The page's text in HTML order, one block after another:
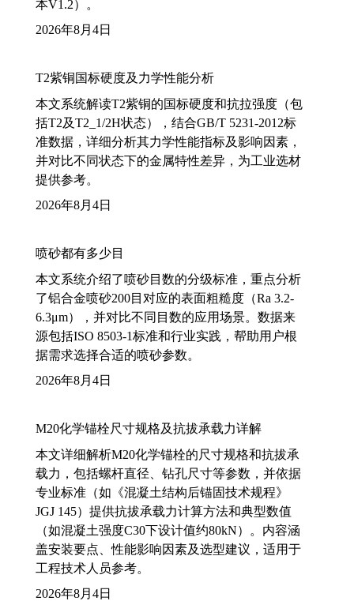
本V1.2）。
2026年8月4日
T2紫铜国标硬度及力学性能分析
本文系统解读T2紫铜的国标硬度和抗拉强度（包
括T2及T2_1/2H状态），结合GB/T 5231-2012标
准数据，详细分析其力学性能指标及影响因素，
并对比不同状态下的金属特性差异，为工业选材
提供参考。
2026年8月4日
喷砂都有多少目
本文系统介绍了喷砂目数的分级标准，重点分析
了铝合金喷砂200目对应的表面粗糙度（Ra 3.2-
6.3μm），并对比不同目数的应用场景。数据来
源包括ISO 8503-1标准和行业实践，帮助用户根
据需求选择合适的喷砂参数。
2026年8月4日
M20化学锚栓尺寸规格及抗拔承载力详解
本文详细解析M20化学锚栓的尺寸规格和抗拔承
载力，包括螺杆直径、钻孔尺寸等参数，并依据
专业标准（如《混凝土结构后锚固技术规程》
JGJ 145）提供抗拔承载力计算方法和典型数值
（如混凝土强度C30下设计值约80kN）。内容涵
盖安装要点、性能影响因素及选型建议，适用于
工程技术人员参考。
2026年8月4日